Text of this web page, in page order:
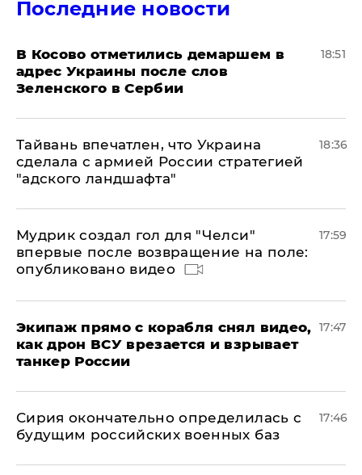
Последние новости
В Косово отметились демаршем в
адрес Украины после слов
Зеленского в Сербии
18:51
Тайвань впечатлен, что Украина
сделала с армией России стратегией
"адского ландшафта"
18:36
Мудрик создал гол для "Челси"
впервые после возвращение на поле:
опубликовано видео
17:59
Экипаж прямо с корабля снял видео,
как дрон ВСУ врезается и взрывает
танкер России
17:47
Сирия окончательно определилась с
будущим российских военных баз
17:46